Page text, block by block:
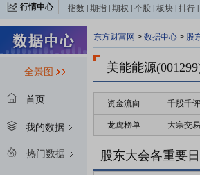
行情中心 指数 期指 期权 个股 板块 排行
全景图
首页
我的数据
热门数据
东方财富网 > 数据中心 > 股
美能能源
资金流向 千股千评
龙虎榜单 大宗交易
股东大会各重要